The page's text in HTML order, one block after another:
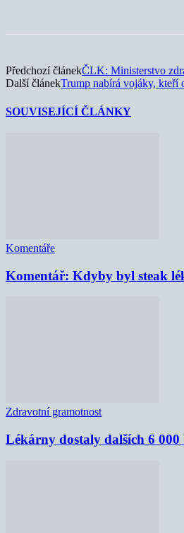
Předchozí článekČLK: Ministerstvo
Další článekTrump nabírá vojáky,
SOUVISEJÍCÍ ČLÁNKY
Komentáře
Komentář: Kdyby byl steak
Zdravotní gramotnost
Lékárny dostaly dalších 6